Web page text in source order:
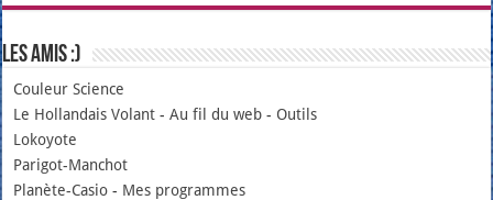
Les amis :)
Couleur Science
Le Hollandais Volant -Au fil du web - Outils
Lokoyote
Parigot-Manchot
Planète-Casio - Mes programmes